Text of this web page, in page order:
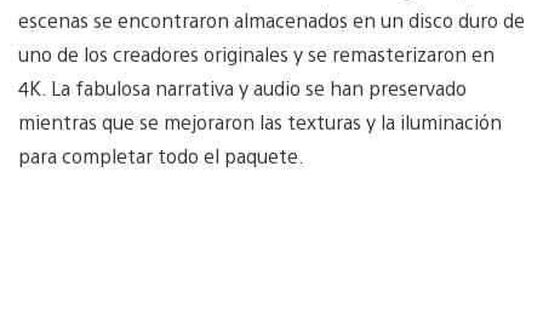
escenas se encontraron almacenados en un disco duro de
uno de los creadores originales y se remasterizaron en
4K. La fabulosa narrativa y audio se han preservado
mientras que se mejoraron las texturas y la iluminación
para completar todo el paquete.